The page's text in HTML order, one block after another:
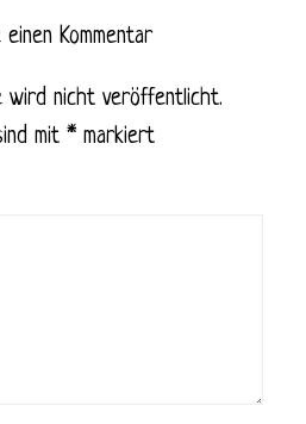
Kommentar
wird nicht veröffentlicht.
mit *markiert